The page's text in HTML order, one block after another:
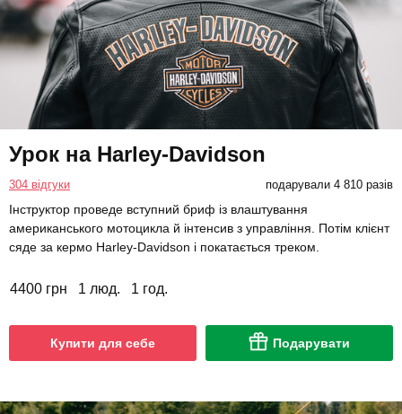
Урок на Harley-Davidson
304 відгуки подарували 4 810 разів
Інструктор проведе вступний бриф із влаштування
американського мотоцикла й інтенсив з управління. Потім клієнт
сяде за кермо Harley-Davidson і покатається треком.
4400 грн 1 люд. 1 год.
Купити для себе Подарувати